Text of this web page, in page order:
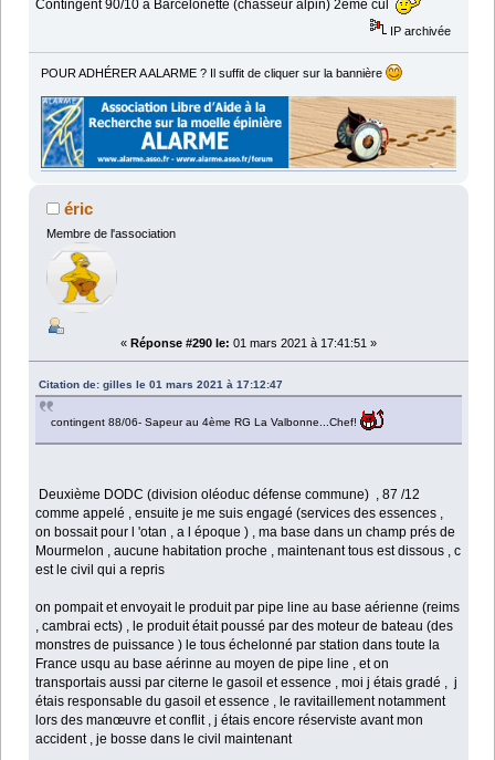
Contingent 90/10 à Barcelonette (chasseur alpin) 2eme cul
IP archivée
POUR ADHÉRER A ALARME ? Il suffit de cliquer sur la bannière
éric
Membre de l'association
« Réponse #290 le: 01 mars 2021 à 17:41:51 »
Citation de: gilles le 01 mars 2021 à 17:12:47
contingent 88/06- Sapeur au 4ème RG La Valbonne...Chef!
Deuxième DODC (division oléoduc défense commune) , 87 /12
comme appelé , ensuite je me suis engagé (services des essences ,
on bossait pour l 'otan , a l époque ) , ma base dans un champ prés de
Mourmelon , aucune habitation proche , maintenant tous est dissous , c
est le civil qui a repris
on pompait et envoyait le produit par pipe line au base aérienne (reims
, cambrai ects) , le produit était poussé par des moteur de bateau (des
monstres de puissance ) le tous échelonné par station dans toute la
France usqu au base aérinne au moyen de pipe line , et on
transportais aussi par citerne le gasoil et essence , moi j étais gradé , j
étais responsable du gasoil et essence , le ravitaillement notamment
lors des manœuvre et conflit , j étais encore réserviste avant mon
accident , je bosse dans le civil maintenant